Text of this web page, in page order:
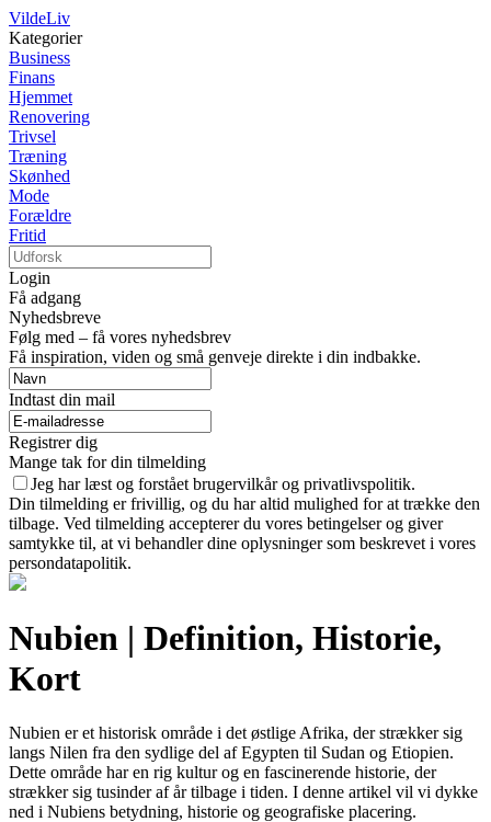
VildeLiv
Kategorier
Business
Finans
Hjemmet
Renovering
Trivsel
Træning
Skønhed
Mode
Forældre
Fritid
Login
Få adgang
Nyhedsbreve
Følg med – få vores nyhedsbrev
Få inspiration, viden og små genveje direkte i din indbakke.
Indtast din mail
Registrer dig
Mange tak for din tilmelding
Jeg har læst og forstået brugervilkår og privatlivspolitik.
Din tilmelding er frivillig, og du har altid mulighed for at trække den
tilbage. Ved tilmelding accepterer du vores betingelser og giver
samtykke til, at vi behandler dine oplysninger som beskrevet i vores
persondatapolitik.
Nubien | Definition, Historie,
Kort
Nubien er et historisk område i det østlige Afrika, der strækker sig
langs Nilen fra den sydlige del af Egypten til Sudan og Etiopien.
Dette område har en rig kultur og en fascinerende historie, der
strækker sig tusinder af år tilbage i tiden. I denne artikel vil vi dykke
ned i Nubiens betydning, historie og geografiske placering.